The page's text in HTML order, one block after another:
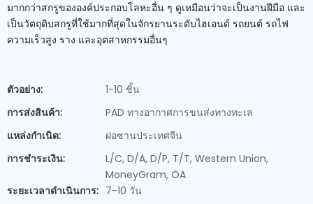
มากกว่าสกรูขององค์ประกอบโลหะอื่น ๆ ดูเหมือนว่าจะเป็นงานฝีมือ และ
เป็นวัตถุดิบสกรูที่ใช้มากที่สุดในจักรยานระดับไฮเอนด์ รถยนต์ รถไฟ
ความเร็วสูง ราง และอุตสาหกรรมอื่นๆ
ตัวอย่าง:
1-10 ชิ้น
การส่งสินค้า:
PAD ทางอากาศการขนส่งทางทะเล
แหล่งกำเนิด:
ฝอซานประเทศจีน
การชำระเงิน:
L/C, D/A, D/P, T/T, Western Union,
MoneyGram, OA
ระยะเวลาดำเนินการ: 7-10 วัน